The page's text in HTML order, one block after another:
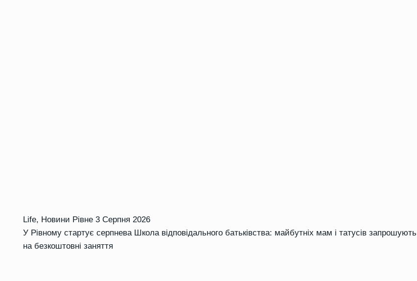
Life, Новини Рівне 3 Серпня 2026
У Рівному стартує серпнева Школа відповідального батьківства: майбутніх мам і татусів запрошують
на безкоштовні заняття